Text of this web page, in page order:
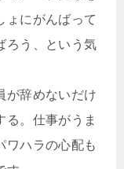
ょにがんばって
ろう、という気
が辞めないだけ
る。仕事がうま
ワハラの心配も